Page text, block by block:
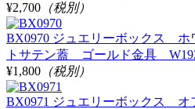
¥2,700 （税別）
BX0970 ジュエリーボックス ホ
トサテン蓋 ゴールド金具
¥1,800 （税別）
BX0971 ジュエリーボックス